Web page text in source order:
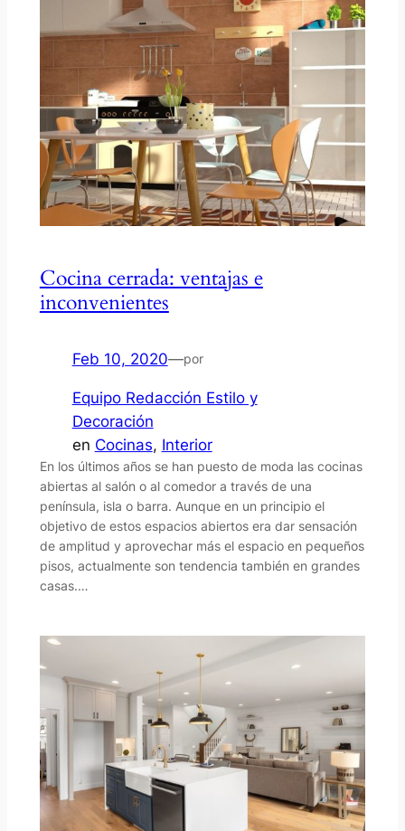
Cocina cerrada: ventajas e
inconvenientes
Feb 10, 2020—por
Equipo Redacción Estilo y
Decoración
en Cocinas, Interior
En los últimos años se han puesto de moda las cocinas
abiertas al salón o al comedor a través de una
península, isla o barra. Aunque en un principio el
objetivo de estos espacios abiertos era dar sensación
de amplitud y aprovechar más el espacio en pequeños
pisos, actualmente son tendencia también en grandes
casas.…